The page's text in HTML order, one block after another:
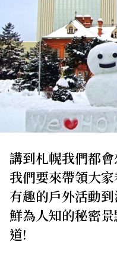
美食尋味
流行文化
創新趨勢
在地故事
講到札幌我們都
我們要來帶領大
有趣的戶外活動
鮮為人知的秘密
道!